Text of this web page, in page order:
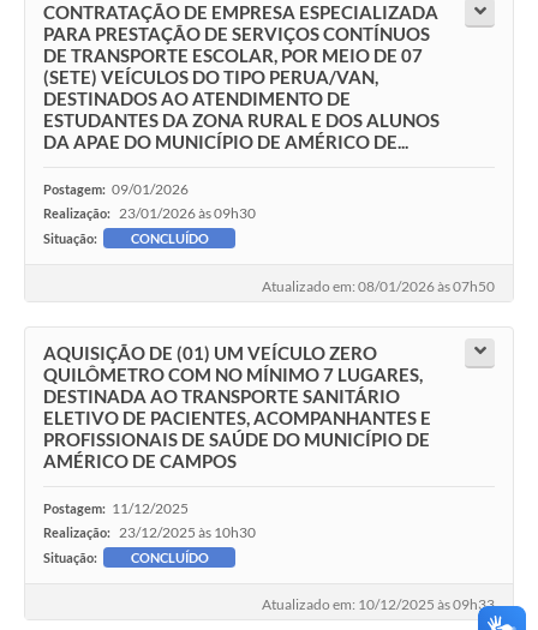
CONTRATAÇÃO DE EMPRESA ESPECIALIZADA
PARA PRESTAÇÃO DE SERVIÇOS CONTÍNUOS
DE TRANSPORTE ESCOLAR, POR MEIO DE 07
(SETE) VEÍCULOS DO TIPO PERUA/VAN,
DESTINADOS AO ATENDIMENTO DE
ESTUDANTES DA ZONA RURAL E DOS ALUNOS
DA APAE DO MUNICÍPIO DE AMÉRICO DE...
Postagem: 09/01/2026
Realização: 23/01/2026 às 09h30
Situação: CONCLUÍDO
Atualizado em: 08/01/2026 às 07h50
AQUISIÇÃO DE (01) UM VEÍCULO ZERO
QUILÔMETRO COM NO MÍNIMO 7 LUGARES,
DESTINADA AO TRANSPORTE SANITÁRIO
ELETIVO DE PACIENTES, ACOMPANHANTES E
PROFISSIONAIS DE SAÚDE DO MUNICÍPIO DE
AMÉRICO DE CAMPOS
Postagem: 11/12/2025
Realização: 23/12/2025 às 10h30
Situação: CONCLUÍDO
Atualizado em: 10/12/2025 às 09h33